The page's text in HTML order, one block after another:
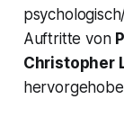
Auftritte von
Christopher